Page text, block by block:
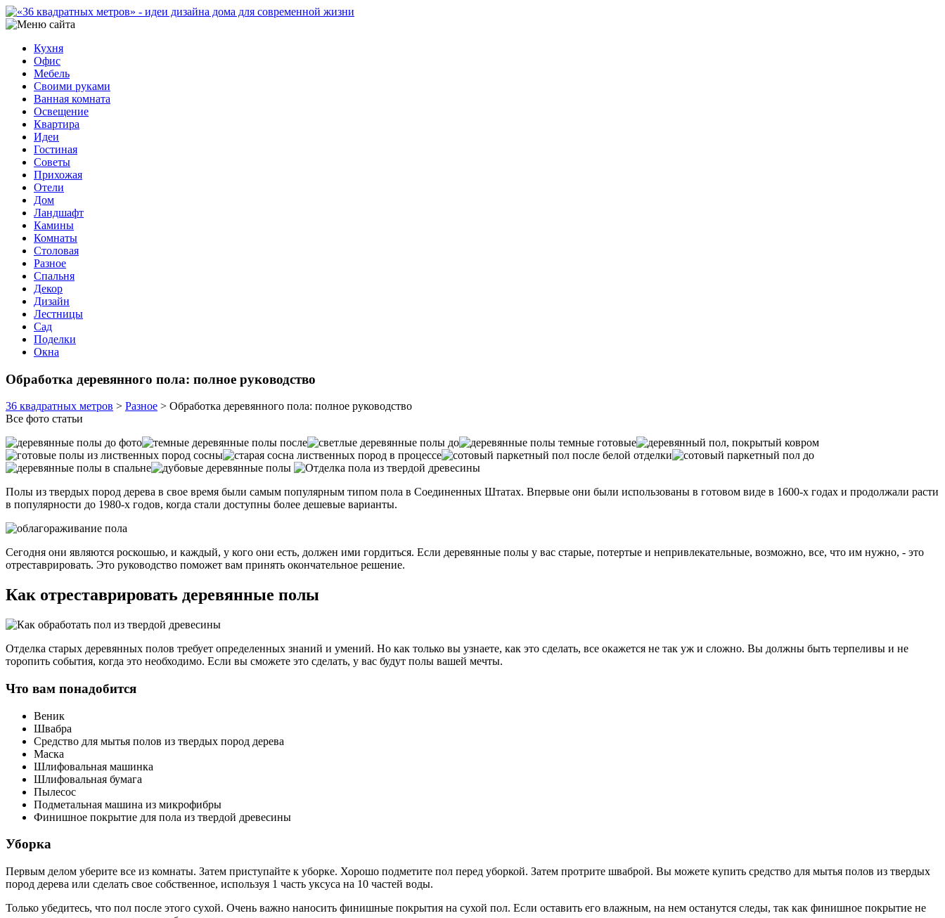
Кухня
Офис
Мебель
Своими руками
Ванная комната
Освещение
Квартира
Идеи
Гостиная
Советы
Прихожая
Отели
Дом
Ландшафт
Камины
Комнаты
Столовая
Разное
Спальня
Декор
Дизайн
Лестницы
Сад
Поделки
Окна
Обработка деревянного пола: полное руководство
36 квадратных метров > Разное > Обработка деревянного пола: полное руководство
Все фото статьи
Полы из твердых пород дерева в свое время были самым популярным типом пола в Соединенных Штатах. Впервые они были использованы в готовом виде в 1600-х годах и продолжали расти
в популярности до 1980-х годов, когда стали доступны более дешевые варианты.
Сегодня они являются роскошью, и каждый, у кого они есть, должен ими гордиться. Если деревянные полы у вас старые, потертые и непривлекательные, возможно, все, что им нужно, - это
отреставрировать. Это руководство поможет вам принять окончательное решение.
Как отреставрировать деревянные полы
Отделка старых деревянных полов требует определенных знаний и умений. Но как только вы узнаете, как это сделать, все окажется не так уж и сложно. Вы должны быть терпеливы и не
торопить события, когда это необходимо. Если вы сможете это сделать, у вас будут полы вашей мечты.
Что вам понадобится
Веник
Швабра
Средство для мытья полов из твердых пород дерева
Маска
Шлифовальная машинка
Шлифовальная бумага
Пылесос
Подметальная машина из микрофибры
Финишное покрытие для пола из твердой древесины
Уборка
Первым делом уберите все из комнаты. Затем приступайте к уборке. Хорошо подметите пол перед уборкой. Затем протрите шваброй. Вы можете купить средство для мытья полов из твердых
пород дерева или сделать свое собственное, используя 1 часть уксуса на 10 частей воды.
Только убедитесь, что пол после этого сухой. Очень важно наносить финишные покрытия на сухой пол. Если оставить его влажным, на нем останутся следы, так как финишное покрытие не